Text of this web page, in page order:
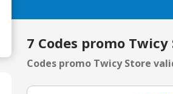
7 Codes promo Twicy
Codes promo Twicy Store